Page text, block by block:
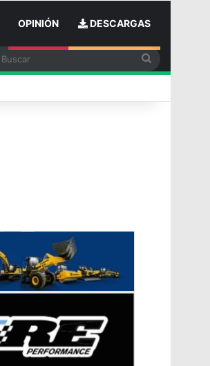
OPINIÓN DESCARGAS